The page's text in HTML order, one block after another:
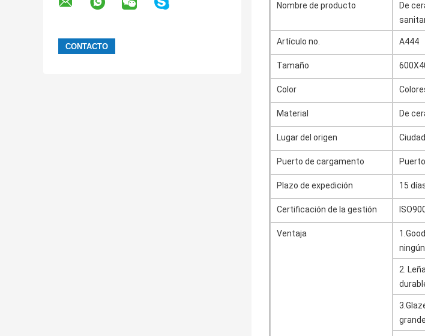
Nombre de producto
De
Artículo no. A444
Tamaño
Color
Material De
Lugar del origen
Puerto de cargamento
Plazo de expedición 15
Certificación de la gestión
Ventaja
2.